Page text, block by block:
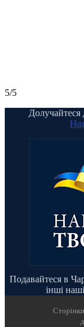
5/5
Долучайтеся
Подавайтеся в
інші наші